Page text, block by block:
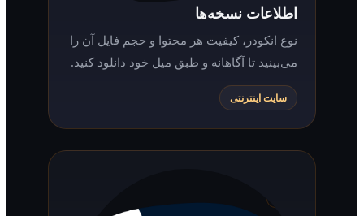
اطلاعات نسخه‌ها
نوع انکودر، کیفیت هر محتوا و حجم فایل آن را
می‌بینید تا آگاهانه و طبق میل خود دانلود کنید.
سایت اینترنتی